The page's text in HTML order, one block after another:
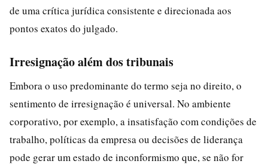
de uma crítica jurídica consistente e direcionada aos
pontos exatos do julgado.
Irresignação além dos tribunais
Embora o uso predominante do termo seja no direito, o
sentimento de irresignação é universal. No ambiente
corporativo, por exemplo, a insatisfação com condições de
trabalho, políticas da empresa ou decisões de liderança
pode gerar um estado de inconformismo que, se não for